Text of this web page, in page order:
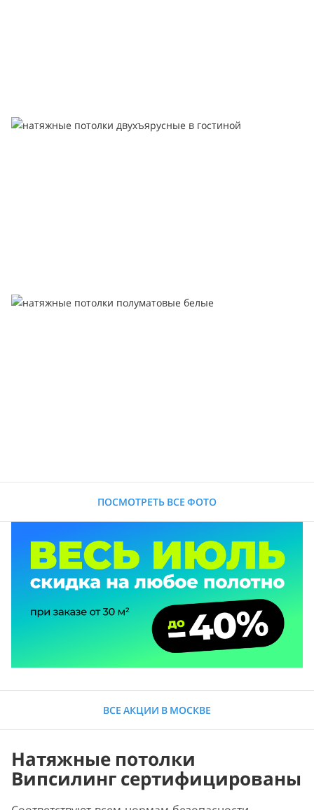
ПОСМОТРЕТЬ ВСЕ ФОТО
ВСЕ АКЦИИ В МОСКВЕ
Натяжные потолки
Випсилинг сертифицированы